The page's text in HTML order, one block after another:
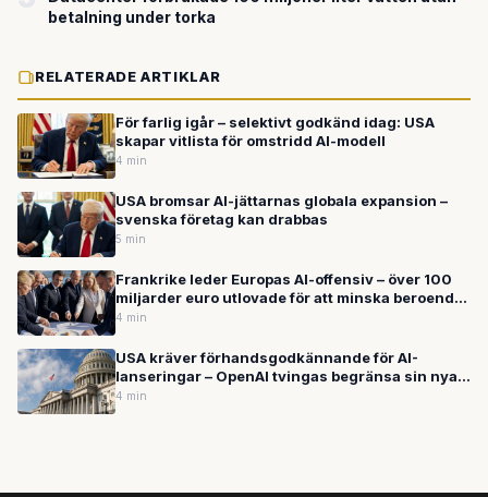
betalning under torka
RELATERADE ARTIKLAR
För farlig igår – selektivt godkänd idag: USA
skapar vitlista för omstridd AI-modell
4 min
USA bromsar AI-jättarnas globala expansion –
svenska företag kan drabbas
5 min
Frankrike leder Europas AI-offensiv – över 100
miljarder euro utlovade för att minska beroendet
av USA
4 min
USA kräver förhandsgodkännande för AI-
lanseringar – OpenAI tvingas begränsa sin nya
modellgeneration GPT-5.6
4 min